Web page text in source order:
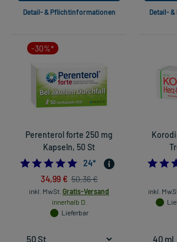
Detail- & Pflichtinformationen Detail-
-30%*
Perenterol forte 250 mg
Kapseln, 50 St
5.0
24*
34,99 € 50,36 €
inkl. MwSt. Gratis-Versand
innerhalb D.
Lieferbar
inkl.